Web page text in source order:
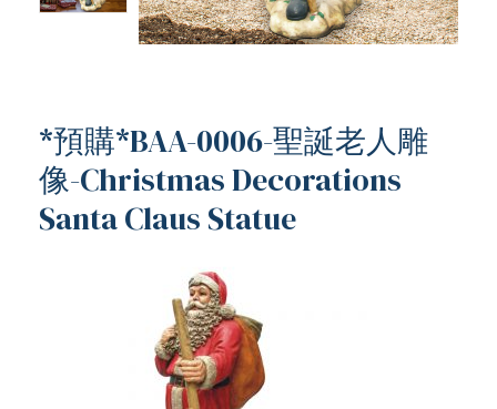
*預購*BAA-0006-聖誕老人雕
像-Christmas Decorations
Santa Claus Statue
含日本